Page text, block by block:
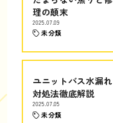
理の顛末
2025.07.09
未分類
ユニットバス水漏れ
対処法徹底解説
2025.07.05
未分類